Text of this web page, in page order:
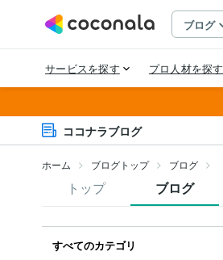
ココナラブログ
ホーム ブログトップ ブログ
トップ ブログ
すべてのカテゴリ